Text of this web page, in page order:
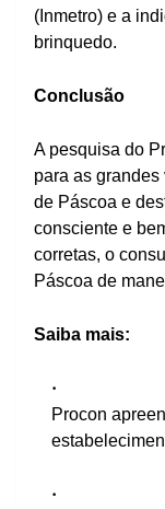
(Inmetro) e a
brinquedo.
Conclusão
A pesquisa do
para as
de Páscoa e
consciente e
corretas, o
Páscoa de
Saiba mais:
Procon